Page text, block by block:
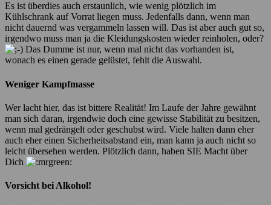
Es ist überdies auch erstaunlich, wie wenig plötzlich im
Kühlschrank auf Vorrat liegen muss. Jedenfalls dann, wenn man
nicht dauernd was vergammeln lassen will. Das ist aber auch gut so,
irgendwo muss man ja die Kleidungskosten wieder reinholen, oder?
Das Dumme ist nur, wenn mal nicht das vorhanden ist,
wonach es einen gerade gelüstet, fehlt die Auswahl.
Weniger Kampfmasse
Wer lacht hier, das ist bittere Realität! Im Laufe der Jahre gewähnt
man sich daran, irgendwie doch eine gewisse Stabilität zu besitzen,
wenn mal gedrängelt oder geschubst wird. Viele halten dann eher
auch eher einen Sicherheitsabstand ein, man kann ja auch nicht so
leicht übersehen werden. Plötzlich dann, haben SIE Macht über
Dich
Vorsicht bei Alkohol!